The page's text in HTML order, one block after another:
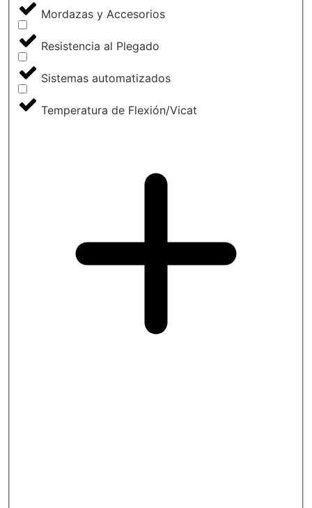
Mordazas y Accesorios
Resistencia al Plegado
Sistemas automatizados
Temperatura de Flexión/Vicat